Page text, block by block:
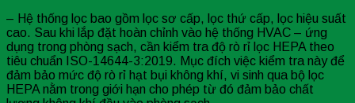
– Hệ thống lọc bao gồm lọc sơ cấp, lọc thứ cấp, lọc hiệu suất
cao. Sau khi lắp đặt hoàn chỉnh vào hệ thống HVAC – ứng
dụng trong phòng sạch, cần kiểm tra độ rò rỉ lọc HEPA theo
tiêu chuẩn ISO-14644-3:2019. Mục đích việc kiểm tra này để
đảm bảo mức độ rò rỉ hạt bụi không khí, vi sinh qua bộ lọc
HEPA nằm trong giới hạn cho phép từ đó đảm bảo chất